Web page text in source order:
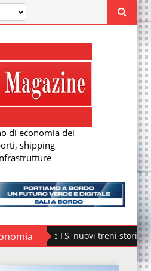
di economia dei
shipping
FS, nuovi treni storici speciali